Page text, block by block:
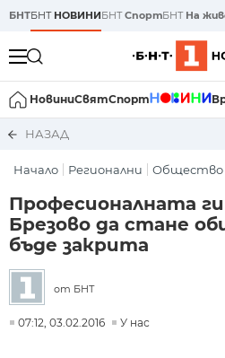
БНТБНТ НОВИНИБНТСпортБНТ На
НовиниСвятСпорт
НАЗАД
Начало Регионални Общество
​Професионалната
Брезово да стане
бъде закрита
от БНТ
07:12, 03.02.2016 У нас